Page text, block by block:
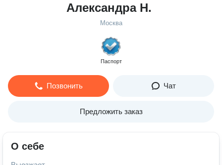
Александра Н.
Москва
Паспорт
Позвонить Чат
Предложить заказ
О себе